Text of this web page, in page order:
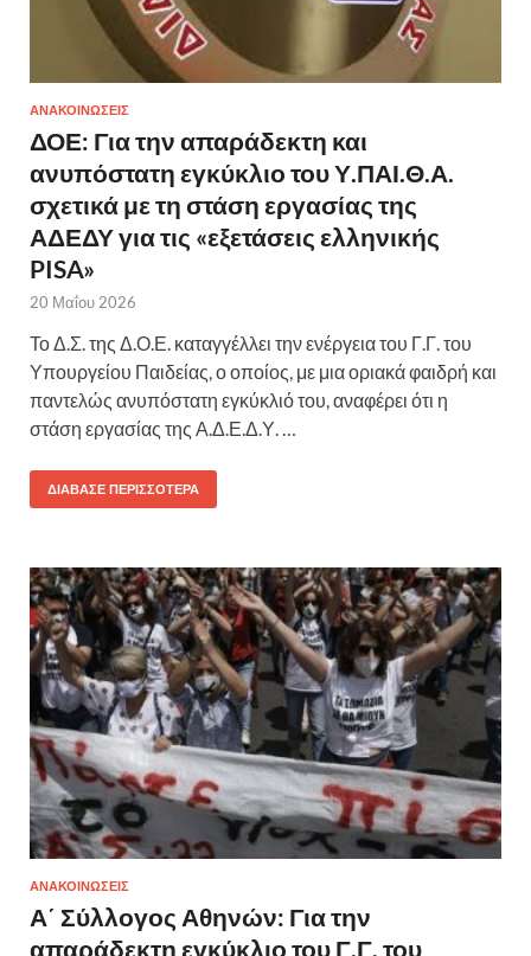
ΑΝΑΚΟΙΝΩΣΕΙΣ
ΔΟΕ: Για την απαράδεκτη και
ανυπόστατη εγκύκλιο του Υ.ΠΑΙ.Θ.Α.
σχετικά με τη στάση εργασίας της
ΑΔΕΔΥ για τις «εξετάσεις ελληνικής
PISA»
20 Μαΐου 2026
Το Δ.Σ. της Δ.Ο.Ε. καταγγέλλει την ενέργεια του Γ.Γ. του
Υπουργείου Παιδείας, ο οποίος, με μια οριακά φαιδρή και
παντελώς ανυπόστατη εγκύκλιό του, αναφέρει ότι η
στάση εργασίας της Α.Δ.Ε.Δ.Υ. …
ΔΙΆΒΑΣΕ ΠΕΡΙΣΣΌΤΕΡΑ
ΑΝΑΚΟΙΝΩΣΕΙΣ
Α΄ Σύλλογος Αθηνών: Για την
απαράδεκτη εγκύκλιο του Γ.Γ. του